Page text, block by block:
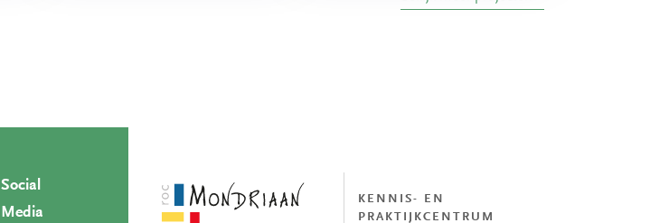
Social
Media
KENNIS- EN
PRAKTIJKCENTRUM